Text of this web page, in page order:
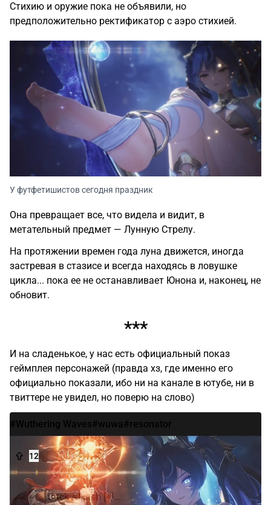
Стихию и оружие пока не объявили, но
предположительно ректификатор с аэро стихией.
У футфетишистов сегодня праздник
Она превращает все, что видела и видит, в
метательный предмет — Лунную Стрелу.
На протяжении времен года луна движется, иногда
застревая в стазисе и всегда находясь в ловушке
цикла... пока ее не останавливает Юнона и, наконец, не
обновит.
***
И на сладенькое, у нас есть официальный показ
геймплея персонажей (правда хз, где именно его
официально показали, ибо ни на канале в ютубе, ни в
твиттере не увидел, но поверю на слово)
#Wuthering Waves#wuwa#resonator
12 13
Jack Alkash [+]…